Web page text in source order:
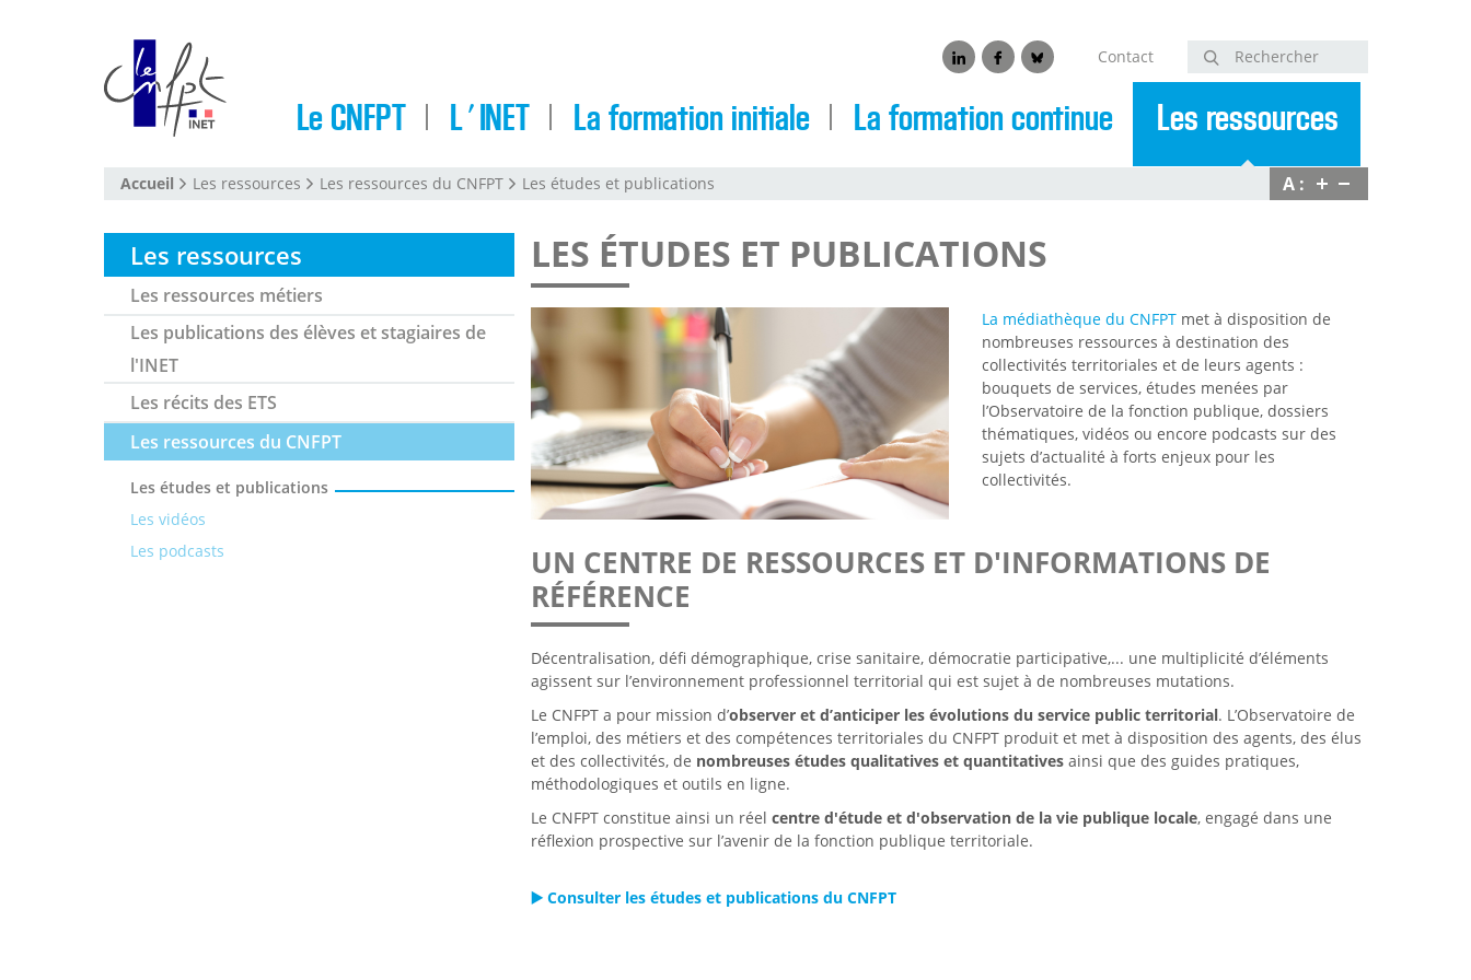
LinkedinFacebookBluesky Contact Rechercher
Le CNFPT L'INET La formation initiale La formation continue Les ressources
Accueil Les ressources Les ressources du CNFPT Les études et publications A :
LES ÉTUDES ET PUBLICATIONS
La médiathèque du CNFPT met à disposition de
nombreuses ressources à destination des
collectivités territoriales et de leurs agents :
bouquets de services, études menées par
l’Observatoire de la fonction publique, dossiers
thématiques, vidéos ou encore podcasts sur des
sujets d’actualité à forts enjeux pour les
collectivités.
UN CENTRE DE RESSOURCES ET D'INFORMATIONS DE
RÉFÉRENCE
Décentralisation, défi démographique, crise sanitaire, démocratie participative,... une multiplicité d’éléments
agissent sur l’environnement professionnel territorial qui est sujet à de nombreuses mutations.
Le CNFPT a pour mission d’observer et d’anticiper les évolutions du service public territorial. L’Observatoire de
l’emploi, des métiers et des compétences territoriales du CNFPT produit et met à disposition des agents, des élus
et des collectivités, de nombreuses études qualitatives et quantitativesainsi que des guides pratiques,
méthodologiques et outils en ligne.
Le CNFPT constitue ainsi un réel centre d'étude et d'observation de la vie publique locale, engagé dans une
réflexion prospective sur l’avenir de la fonction publique territoriale.
▶️ Consulter les études et publications du CNFPT
Les ressources
Les ressources métiers
Les publications des élèves et stagiaires de
l'INET
Les récits des ETS
Les ressources du CNFPT
Les études et publications
Les vidéos
Les podcasts